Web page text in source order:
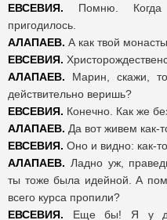
ЕВСЕВИЯ. Помню. Когда
пригодилось.
АЛАПАЕВ. А как твой
ЕВСЕВИЯ.
АЛАПАЕВ. Марин, скажи,
действительно веришь?
ЕВСЕВИЯ. Конечно. Как же
АЛАПАЕВ. Да вот живем как-
ЕВСЕВИЯ. Оно и видно: как-
АЛАПАЕВ. Ладно уж,
ты тоже была идейной. А
всего курса пропили?
ЕВСЕВИЯ. Еще бы! Я у